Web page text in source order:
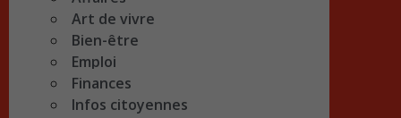
Art de vivre
Bien-être
Emploi
Finances
Infos citoyennes